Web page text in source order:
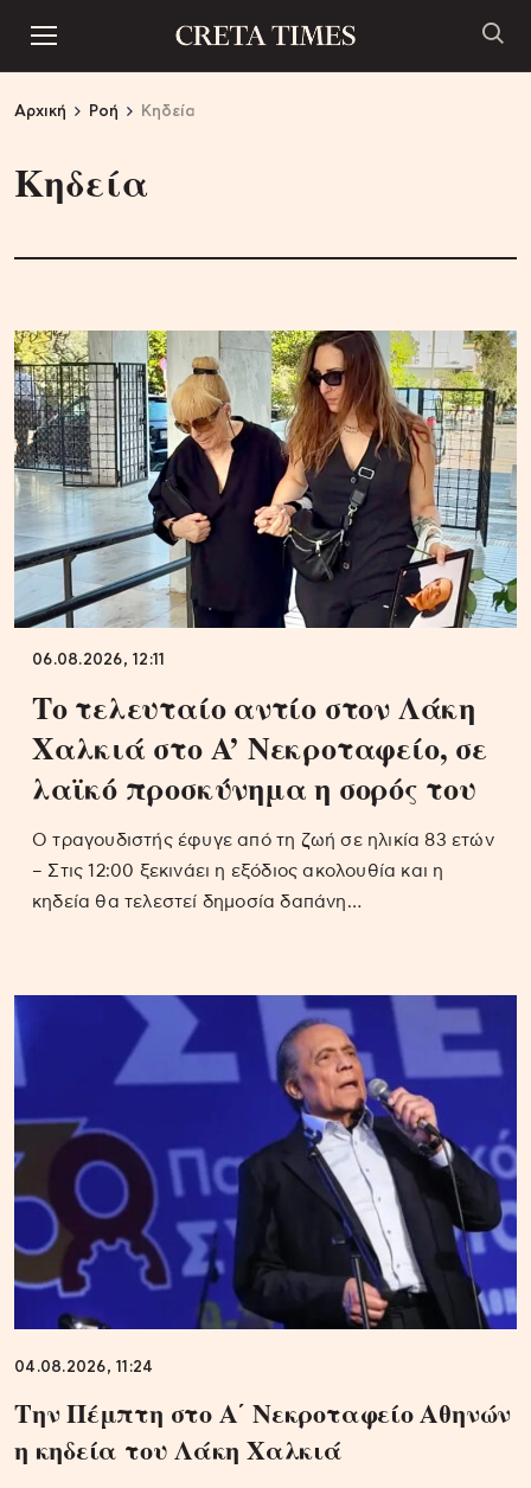
Αρχική Ροή Κηδεία
Κηδεία
06.08.2026, 12:11
Το τελευταίο αντίο στον Λάκη
Χαλκιά στο A’ Νεκροταφείο, σε
λαϊκό προσκύνημα η σορός του
Ο τραγουδιστής έφυγε από τη ζωή σε ηλικία 83 ετών
– Στις 12:00 ξεκινάει η εξόδιος ακολουθία και η
κηδεία θα τελεστεί δημοσία δαπάνη…
04.08.2026, 11:24
Την Πέμπτη στο Α΄ Νεκροταφείο Αθηνών
η κηδεία του Λάκη Χαλκιά